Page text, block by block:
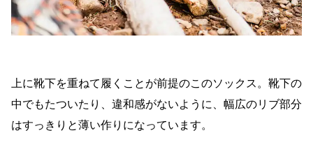
上に靴下を重ねて履くことが前提のこのソックス。靴下の
中でもたついたり、違和感がないように、幅広のリブ部分
はすっきりと薄い作りになっています。